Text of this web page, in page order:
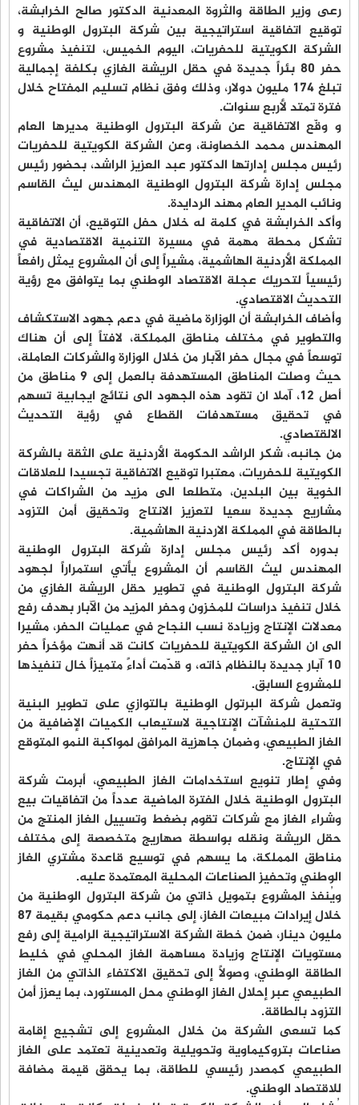
رعى وزير الطاقة والثروة المعدنية الدكتور صالح الخرابشة،
توقيع اتفاقية استراتيجية بين شركة البترول الوطنية و
الشركة الكويتية للحفريات، اليوم الخميس، لتنفيذ مشروع
حفر 80 بئراً جديدة في حقل الريشة الغازي بكلفة إجمالية
تبلغ 174 مليون دولار، وذلك وفق نظام تسليم المفتاح خلال
فترة تمتد لأربع سنوات.
و وقّع الاتفاقية عن شركة البترول الوطنية مديرها العام
المهندس محمد الخصاونة، وعن الشركة الكويتية للحفريات
رئيس مجلس إدارتها الدكتور عبد العزيز الراشد، بحضور رئيس
مجلس إدارة شركة البترول الوطنية المهندس ليث القاسم
ونائب المدير العام مهند الردايدة.
وأكد الخرابشة في كلمة له خلال حفل التوقيع، أن الاتفاقية
تشكل محطة مهمة في مسيرة التنمية الاقتصادية في
المملكة الأردنية الهاشمية، مشيراً إلى أن المشروع يمثل رافعاً
رئيسياً لتحريك عجلة الاقتصاد الوطني بما يتوافق مع رؤية
التحديث الاقتصادي.
وأضاف الخرابشة أن الوزارة ماضية في دعم جهود الاستكشاف
والتطوير في مختلف مناطق المملكة، لافتاً إلى أن هناك
توسعاً في مجال حفر الآبار من خلال الوزارة والشركات العاملة،
حيث وصلت المناطق المستهدفة بالعمل إلى 9 مناطق من
أصل 12، آملا ان تقود هذه الجهود الى نتائج ايجابية تسهم
في تحقيق مستهدفات القطاع في رؤية التحديث
الالقتصادي.
من جانبه، شكر الراشد الحكومة الأردنية على الثقة بالشركة
الكويتية للحفريات، معتبرا توقيع الاتفاقية تجسيدا للعلاقات
الخوية بين البلدين، متطلعا الى مزيد من الشراكات في
مشاريع جديدة سعيا لتعزيز الانتاج وتحقيق أمن التزود
بالطاقة في المملكة الاردنية الهاشمية.
بدوره أكد رئيس مجلس إدارة شركة البترول الوطنية
المهندس ليث القاسم أن المشروع يأتي استمراراً لجهود
شركة البترول الوطنية في تطوير حقل الريشة الغازي من
خلال تنفيذ دراسات للمخزون وحفر المزيد من الآبار بهدف رفع
معدلات الإنتاج وزيادة نسب النجاح في عمليات الحفر، مشيرا
الى ان الشركة الكويتية للحفريات كانت قد أنهت مؤخراً حفر
10 آبار جديدة بالنظام ذاته، و قدّمت أداءً متميزاً خال تنفيذها
للمشروع السابق.
وتعمل شركة البرتول الوطنية بالتوازي على تطوير البنية
التحتية للمنشآت الإنتاجية لاستيعاب الكميات الإضافية من
الغاز الطبيعي، وضمان جاهزية المرافق لمواكبة النمو المتوقع
في الإنتاج.
وفي إطار تنويع استخدامات الغاز الطبيعي، أبرمت شركة
البترول الوطنية خلال الفترة الماضية عدداً من اتفاقيات بيع
وشراء الغاز مع شركات تقوم بضغط وتسييل الغاز المنتج من
حقل الريشة ونقله بواسطة صهاريج متخصصة إلى مختلف
مناطق المملكة، ما يسهم في توسيع قاعدة مشتري الغاز
الوطني وتحفيز الصناعات المحلية المعتمدة عليه.
ويُنفذ المشروع بتمويل ذاتي من شركة البترول الوطنية من
خلال إيرادات مبيعات الغاز، إلى جانب دعم حكومي بقيمة 87
مليون دينار، ضمن خطة الشركة الاستراتيجية الرامية إلى رفع
مستويات الإنتاج وزيادة مساهمة الغاز المحلي في خليط
الطاقة الوطني، وصولاً إلى تحقيق الاكتفاء الذاتي من الغاز
الطبيعي عبر إحلال الغاز الوطني محل المستورد، بما يعزز أمن
التزود بالطاقة.
كما تسعى الشركة من خلال المشروع إلى تشجيع إقامة
صناعات بتروكيماوية وتحويلية وتعدينية تعتمد على الغاز
الطبيعي كمصدر رئيسي للطاقة، بما يحقق قيمة مضافة
للاقتصاد الوطني.